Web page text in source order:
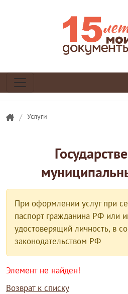
/ Услуги
При оформлении услуг при
паспорт гражданина РФ или
удостоверящий личность, в
законодательством РФ
Элемент не найден!
Возврат к списку